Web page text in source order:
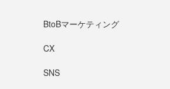
BtoBマーケティング
CX
SNS